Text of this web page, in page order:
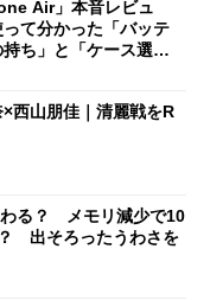
Air」本音レビュ
って分かった「バッテ
持ち」と「ケース選
×西山朋佳｜清麗戦をR
わる？ メモリ減少で10
出そろったうわさを